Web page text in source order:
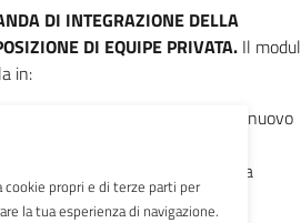
DI INTEGRAZIONE DELLA
DI EQUIPE PRIVATA. Il
in:
Modulo 2_ Domanda integrazione nuovo
Modulo 2.1_Modulistica integrativa
propri e di terze parti per
la tua esperienza di navigazione.